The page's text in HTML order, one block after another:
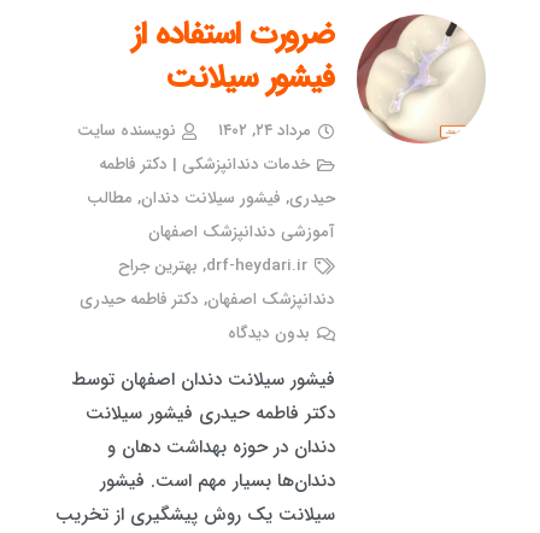
ضرورت استفاده از
فیشور سیلانت
مرداد ۲۴, ۱۴۰۲
نویسنده سایت
خدمات دندانپزشکی | دکتر فاطمه
حیدری, فیشور سیلانت دندان, مطالب
آموزشی دندانپزشک اصفهان
drf-heydari.ir
, بهترین جراح
دندانپزشک اصفهان, دکتر فاطمه حیدری
بدون دیدگاه
فیشور سیلانت دندان اصفهان توسط
دکتر فاطمه حیدری فیشور سیلانت
دندان در حوزه بهداشت دهان و
دندان‌ها بسیار مهم است. فیشور
سیلانت یک روش پیشگیری از تخریب